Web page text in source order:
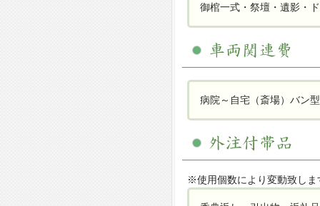
御棺一式・祭壇・遺影・
病院～自宅（斎場）バン
※使用個数により変動致しま